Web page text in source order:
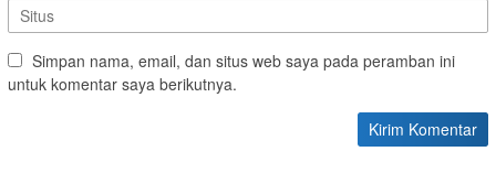
Simpan nama, email, dan situs web saya pada peramban ini
untuk komentar saya berikutnya.